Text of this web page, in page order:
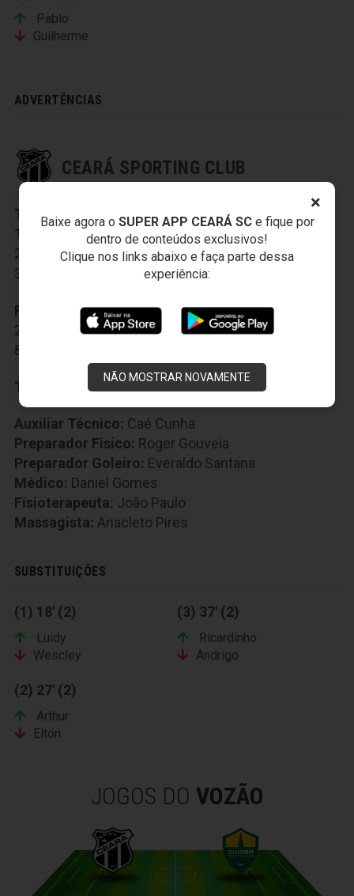
×
Baixe agora o SUPER APP CEARÁ SCe fique por
dentro de conteúdos exclusivos!
Clique nos links abaixo e faça parte dessa
experiência:
NÃO MOSTRAR NOVAMENTE
Pablo
Guilherme
ADVERTÊNCIAS
CEARÁ SPORTING CLUB
Titulares: 1-Everson,3-Valdo,7-Andrigo,
11-Felipe Azevedo, 13-Luiz Otávio,20-Juninho
26-Richardson,27-Wescley , 30-Pio,
35-Rafael Carioca
99-Elton
Reservas: 8-Ricardinho, 18-Luidy,19-Ernandes
22-Leandro Silva,40-Arthur,77-Roberto,
83-Fernando Henrique
Técnico: Marcelo Chamusca
Auxiliar Técnico: Caé Cunha
Preparador Fisico: Roger Gouveia
Preparador Goleiro: Everaldo Santana
Médico: Daniel Gomes
Fisioterapeuta: João Paulo
Massagista: Anacleto Pires
SUBSTITUIÇÕES
(1) 18' (2)
Luidy
Wescley
(3) 37' (2)
Ricardinho
Andrigo
(2) 27' (2)
Arthur
Elton
JOGOS DO VOZÃO